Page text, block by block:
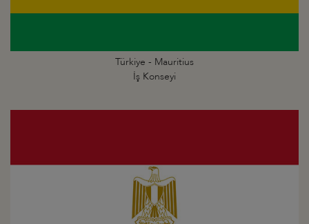
Türkiye - Mauritius
İş Konseyi